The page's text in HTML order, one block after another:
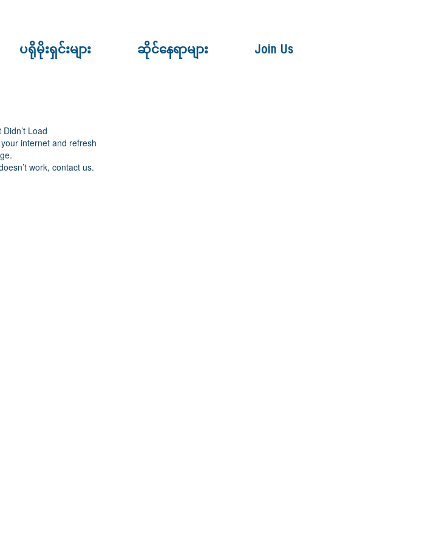
ပရိုမိုးရှင်းများ ဆိုင်နေရာများ Join Us
Load
internet and refresh
work, contact us.